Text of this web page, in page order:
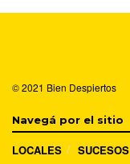
© 2021 Bien Despiertos
Navegá por el sitio
LOCALES SUCESOS